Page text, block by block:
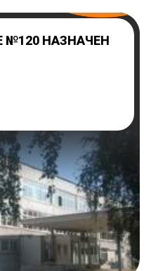
НАЗНАЧЕН